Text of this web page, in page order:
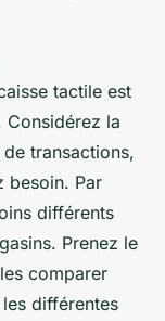
tactile est
Considérez la
transactions,
besoin. Par
différents
Prenez le
comparer
différentes